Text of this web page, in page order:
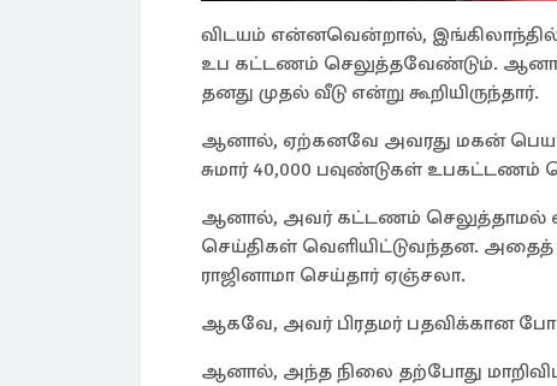
விடயம் என்னவென்றால், இங்கிலாந்தில்
உப கட்டணம் செலுத்தவேண்டும்.
தனது முதல் வீடு என்று கூறியிருந்தார்.
ஆனால், ஏற்கனவே அவரது மகன்
சுமார் 40,000 பவுண்டுகள் உபகட்டணம்
ஆனால், அவர் கட்டணம் செலுத்தாமல்
செய்திகள் வெளியிட்டுவந்தன. அதைத்
ராஜினாமா செய்தார் ஏஞ்சலா.
ஆகவே, அவர் பிரதமர் பதவிக்கான
ஆனால், அந்த நிலை தற்போது